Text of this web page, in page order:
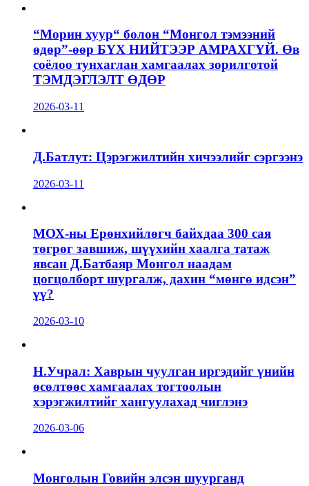
“Морин хуур“ болон “Монгол тэмээний
өдөр”-өөр БҮХ НИЙТЭЭР АМРАХГҮЙ. Өв
соёлоо тунхаглан хамгаалах зорилготой
ТЭМДЭГЛЭЛТ ӨДӨР
2026-03-11
Д.Батлут: Цэрэгжилтийн хичээлийг сэргээнэ
2026-03-11
МОХ-ны Ерөнхийлөгч байхдаа 300 сая
төгрөг завшиж, шүүхийн хаалга татаж
явсан Д.Батбаяр Монгол наадам
цогцолборт шургалж, дахин “мөнгө идсэн”
үү?
2026-03-10
Н.Учрал: Хаврын чуулган иргэдийг үнийн
өсөлтөөс хамгаалах тогтоолын
хэрэгжилтийг хангуулахад чиглэнэ
2026-03-06
Монголын Говийн элсэн шуурганд